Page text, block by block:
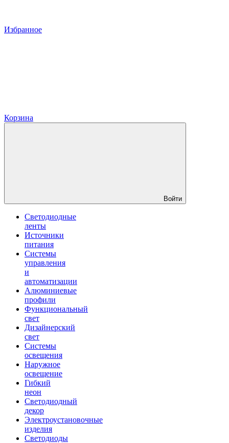
Избранное
Корзина
Войти
Светодиодные
ленты
Источники
питания
Системы
управления
и
автоматизации
Алюминиевые
профили
Функциональный
свет
Дизайнерский
свет
Системы
освещения
Наружное
освещение
Гибкий
неон
Светодиодный
декор
Электроустановочные
изделия
Светодиоды